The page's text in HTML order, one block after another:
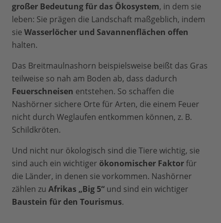
großer Bedeutung für das Ökosystem, in dem sie
leben: Sie prägen die Landschaft maßgeblich, indem
sie Wasserlöcher und Savannenflächen offen
halten.
Das Breitmaulnashorn beispielsweise beißt das Gras
teilweise so nah am Boden ab, dass dadurch
Feuerschneisen entstehen. So schaffen die
Nashörner sichere Orte für Arten, die einem Feuer
nicht durch Weglaufen entkommen können, z. B.
Schildkröten.
Und nicht nur ökologisch sind die Tiere wichtig, sie
sind auch ein wichtiger ökonomischer Faktorfür
die Länder, in denen sie vorkommen. Nashörner
zählen zu Afrikas „Big 5“ und sind ein wichtiger
Baustein für den Tourismus.